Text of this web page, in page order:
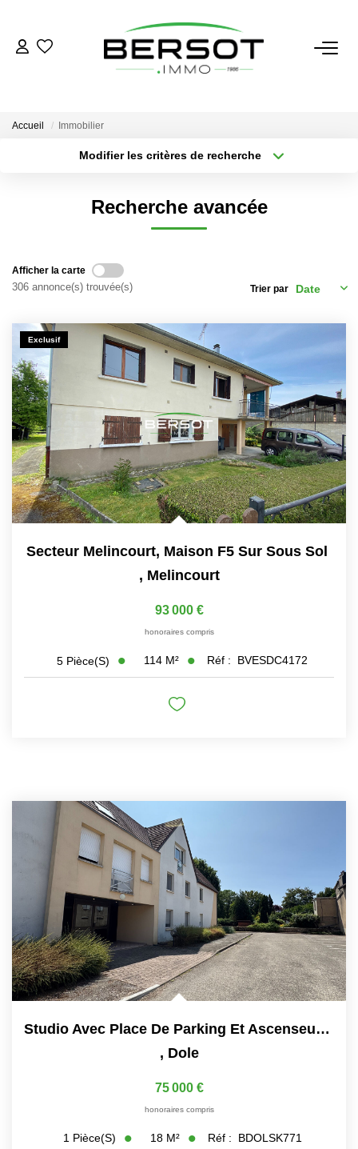
Vendre
Investissement
Louer
Immobilier Professionnel
Locations Saisonnières
Locations De Vacances
GÉRER
LE GROUPE
Nos Agences
Nos Partenaires
EXTRANET CLIENTS
Accueil Immobilier
Modifier les critères de recherche
Nombre de chambres
Recherche avancée
Afficher la carte
306 annonce(s) trouvée(s) Trier par
Exclusif
Secteur Melincourt, Maison F5 Sur Sous Sol
, Melincourt
93 000 €
honoraires compris
5 Pièce(s) 114 M² Réf : BVESDC4172
Studio Avec Place De Parking Et Ascenseur - Proche Centre...
, Dole
75 000 €
honoraires compris
1 Pièce(s) 18 M² Réf : BDOLSK771